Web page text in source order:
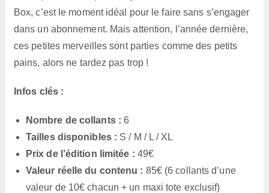
Box, c’est le moment idéal pour le faire sans s’engager
dans un abonnement. Mais attention, l’année dernière,
ces petites merveilles sont parties comme des petits
pains, alors ne tardez pas trop !
Infos clés :
Nombre de collants : 6
Tailles disponibles : S / M / L / XL
Prix de l’édition limitée : 49€
Valeur réelle du contenu : 85€ (6 collants d’une
valeur de 10€ chacun + un maxi tote exclusif)